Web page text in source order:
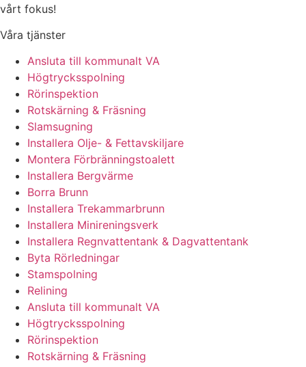
vårt fokus!
Våra tjänster
Ansluta till kommunalt VA
Högtrycksspolning
Rörinspektion
Rotskärning & Fräsning
Slamsugning
Installera Olje- & Fettavskiljare
Montera Förbränningstoalett
Installera Bergvärme
Borra Brunn
Installera Trekammarbrunn
Installera Minireningsverk
Installera Regnvattentank & Dagvattentank
Byta Rörledningar
Stamspolning
Relining
Ansluta till kommunalt VA
Högtrycksspolning
Rörinspektion
Rotskärning & Fräsning